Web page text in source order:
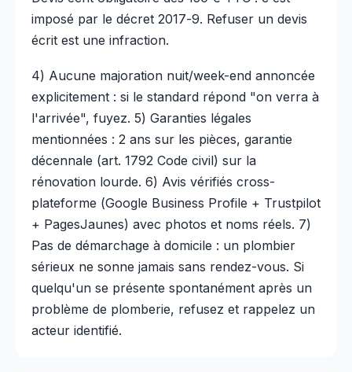
imposé par le décret 2017-9. Refuser un devis
écrit est une infraction.
4) Aucune majoration nuit/week-end annoncée
explicitement : si le standard répond "on verra à
l'arrivée", fuyez. 5) Garanties légales
mentionnées : 2 ans sur les pièces, garantie
décennale (art. 1792 Code civil) sur la
rénovation lourde. 6) Avis vérifiés cross-
plateforme (Google Business Profile + Trustpilot
+ PagesJaunes) avec photos et noms réels. 7)
Pas de démarchage à domicile : un plombier
sérieux ne sonne jamais sans rendez-vous. Si
quelqu'un se présente spontanément après un
problème de plomberie, refusez et rappelez un
acteur identifié.